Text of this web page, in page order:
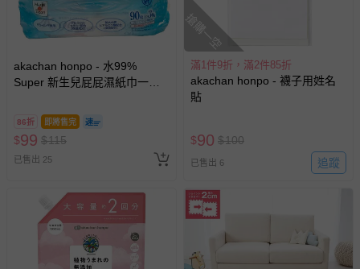
akachan honpo - 水99%
Super 新生兒屁屁濕紙巾一般
86折 即將售完
$99 $115
已售出 25
搶購一空
滿1件9折，滿2件85折
akachan honpo - 襪子用姓名
貼
$90 $100
已售出 6 追蹤